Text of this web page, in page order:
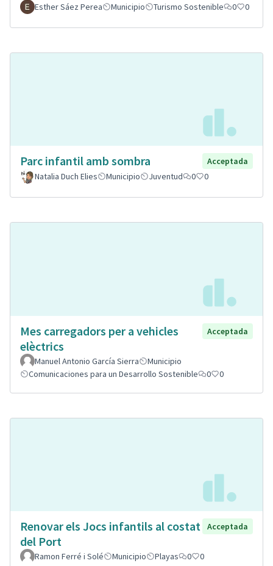
Esther Sáez Perea
Municipio Turismo Sostenible 0 0
Parc infantil amb sombra
Acceptada
Natalia Duch Elies
Municipio Juventud 0 0
Mes carregadors per a vehicles
elèctrics
Acceptada
Manuel Antonio García Sierra
Municipio
Comunicaciones para un Desarrollo Sostenible
0 0
Renovar els Jocs infantils al costat
del Port
Acceptada
Ramon Ferré i Solé Municipio Playas 0 0